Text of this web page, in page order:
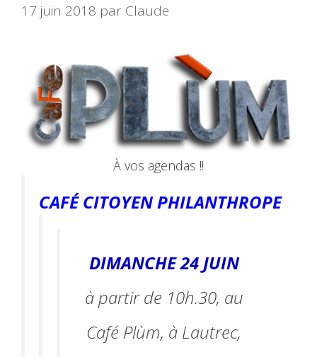
17 juin 2018 par Claude
À vos agendas !!
CAFÉ CITOYEN PHILANTHROPE
DIMANCHE 24 JUIN
à partir de 10h.30, au
Café Plùm, à Lautrec,